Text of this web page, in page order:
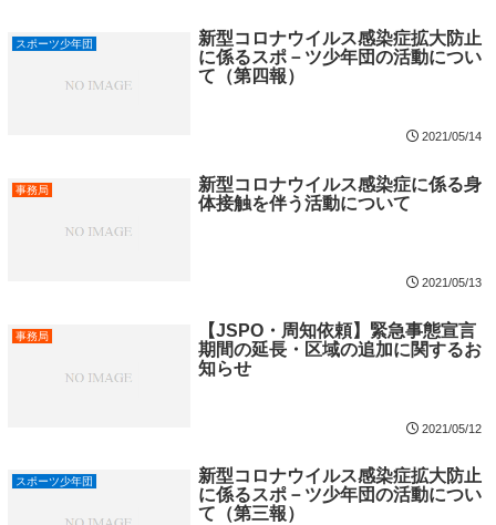
スポーツ少年団
新型コロナウイルス感染症拡大防止
に係るスポ－ツ少年団の活動につい
て（第四報）
2021/05/14
事務局
新型コロナウイルス感染症に係る身
体接触を伴う活動について
2021/05/13
事務局
【JSPO・周知依頼】緊急事態宣言
期間の延長・区域の追加に関するお
知らせ
2021/05/12
スポーツ少年団
新型コロナウイルス感染症拡大防止
に係るスポ－ツ少年団の活動につい
て（第三報）